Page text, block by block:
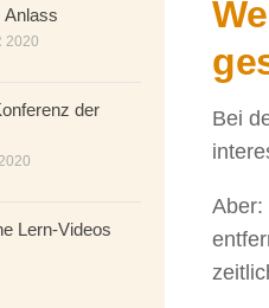
Bei
Aber:
Anlass
2020
der
Lern-Videos